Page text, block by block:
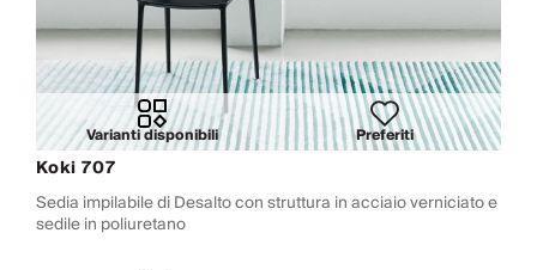
Varianti disponibili Preferiti
Koki 707
Sedia impilabile di Desalto con struttura in acciaio verniciato e
sedile in poliuretano